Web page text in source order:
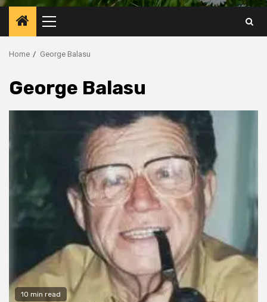
Primary
Menu
Home George Balasu
George Balasu
10 min read